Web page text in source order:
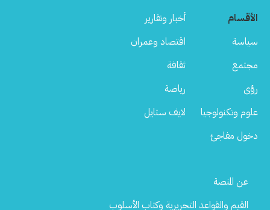
الأقسام
أخبار وتقارير
سياسة
اقتصاد وعمران
مجتمع
ثقافة
رؤى
رياضة
علوم وتكنولوجيا
لايف ستايل
دخول مفاجئ
Footer
عن المنصة
القيم والقواعد التحريرية وكتاب الأسلوب